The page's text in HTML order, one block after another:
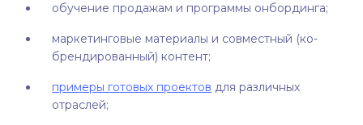
обучение продажам и программы онбординга;
маркетинговые материалы и совместный (ко-
брендированный) контент;
примеры готовых проектов для различных
отраслей;